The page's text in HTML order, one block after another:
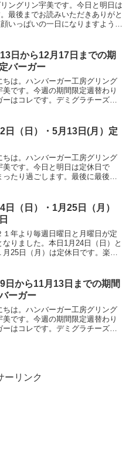
ングリン宇美です。今日と明日は
最後までお読みいただきありがと
いっぱいの一日になりますように
日から12月17日までの期
バーガー
ちは。ハンバーガー工房グリング
美です。今週の期間限定週替わり
ーはコレです。デミグラチーズバ
デミグラスソースをかけレタスと
で挟んだら美...
日（日）・5月13日(月）定
ちは。ハンバーガー工房グリング
美です。今日と明日は定休日で
ったり過ごします。最後に最後ま
ますように😊いってらっしゃい。
日（日）・1月25日（月）
１年より毎週日曜日と月曜日が定
なりました。本日1月24日（日）と
月25日（月）は定休日です。楽し
なりますように☺いってらっしゃ
日から11月13日までの期間
ーガー
ちは。ハンバーガー工房グリング
美です。今週の期間限定週替わり
ーはコレです。デミグラチーズバ
ーリンク